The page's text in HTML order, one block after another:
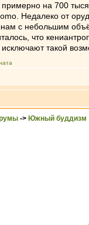
примерно на 700
Недалеко от
с небольшим
что
такой
-> Южный буддизм